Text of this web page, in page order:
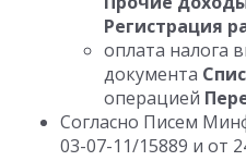
Регистрация
оплата налога
документа
операцией
Согласно Писем
03-07-11/15889 и от